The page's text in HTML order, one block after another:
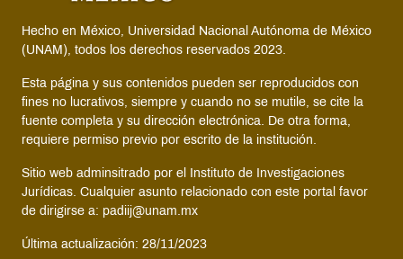
Hecho en México, Universidad Nacional Autónoma de México
(UNAM), todos los derechos reservados 2023.
Esta página y sus contenidos pueden ser reproducidos con
fines no lucrativos, siempre y cuando no se mutile, se cite la
fuente completa y su dirección electrónica. De otra forma,
requiere permiso previo por escrito de la institución.
Sitio web adminsitrado por el Instituto de Investigaciones
Jurídicas. Cualquier asunto relacionado con este portal favor
de dirigirse a: padiij@unam.mx
Última actualización: 28/11/2023